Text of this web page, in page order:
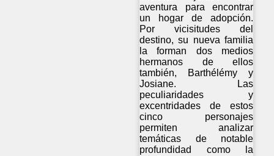
aventura para encontrar
un hogar de adopción.
Por vicisitudes del
destino, su nueva familia
la forman dos medios
hermanos de ellos
también, Barthélémy y
Josiane. Las
peculiaridades y
excentridades de estos
cinco personajes
permiten analizar
temáticas de notable
profundidad como la